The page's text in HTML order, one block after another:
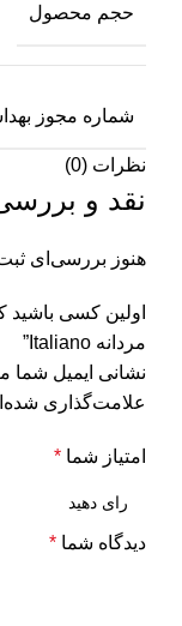
حجم محصول
شماره مجوز
نظرات (0)
نقد و
هنوز بررسی‌ای
اولین کسی باشید
مردانه Italiano”
نشانی ایمیل شما
علامت‌گذاری
امتیاز شما *
دیدگاه شما *